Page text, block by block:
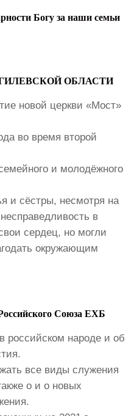
Богу за наши семьи
ОБЛАСТИ
новой церкви «Мост»
во время второй
и молодёжного
и сёстры, несмотря на
в
сердец, но могли
окружающим
Союза ЕХБ
народе и об
все виды служения
о и о новых